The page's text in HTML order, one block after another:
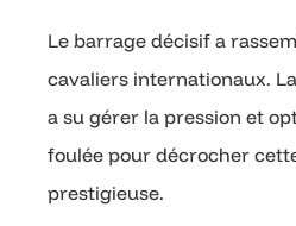
Le barrage décisif a
cavaliers internationaux.
a su gérer la pression et
foulée pour décrocher
prestigieuse.